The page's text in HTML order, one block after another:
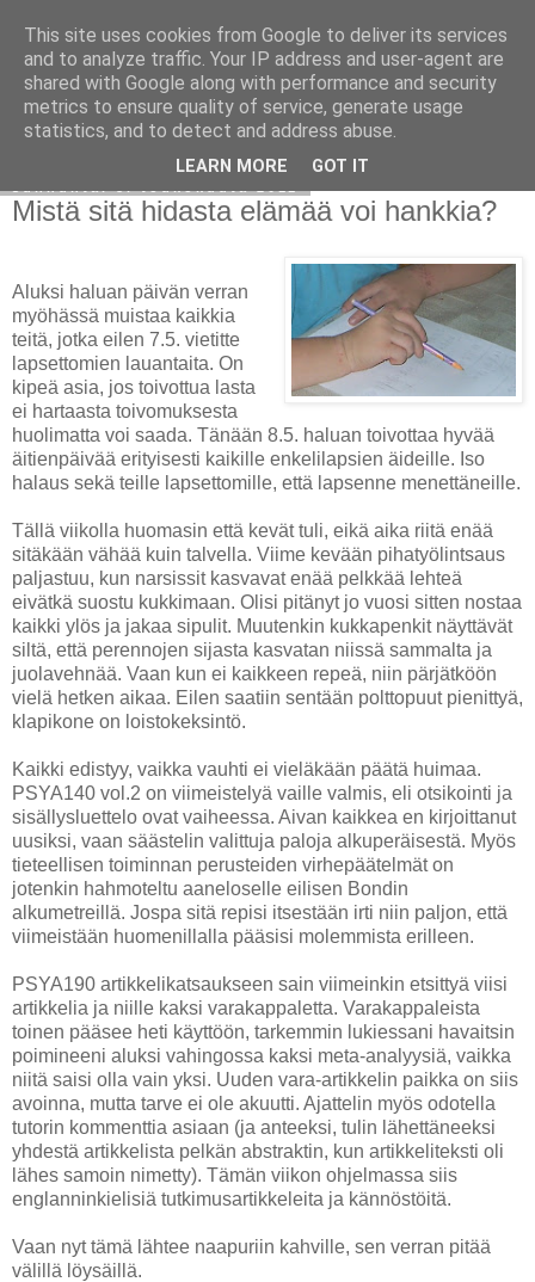
Avoin blogiskelija
Mistä sitä hidasta elämää voi hankkia?
Aluksi haluan päivän verran
myöhässä muistaa kaikkia
teitä, jotka eilen 7.5. vietitte
lapsettomien lauantaita. On
kipeä asia, jos toivottua lasta
ei hartaasta toivomuksesta
huolimatta voi saada. Tänään 8.5. haluan toivottaa hyvää
äitienpäivää erityisesti kaikille enkelilapsien äideille. Iso
halaus sekä teille lapsettomille, että lapsenne menettäneille.
Tällä viikolla huomasin että kevät tuli, eikä aika riitä enää
sitäkään vähää kuin talvella. Viime kevään pihatyölintsaus
paljastuu, kun narsissit kasvavat enää pelkkää lehteä
eivätkä suostu kukkimaan. Olisi pitänyt jo vuosi sitten nostaa
kaikki ylös ja jakaa sipulit. Muutenkin kukkapenkit näyttävät
siltä, että perennojen sijasta kasvatan niissä sammalta ja
juolavehnää. Vaan kun ei kaikkeen repeä, niin pärjätköön
vielä hetken aikaa. Eilen saatiin sentään polttopuut pienittyä,
klapikone on loistokeksintö.
Kaikki edistyy, vaikka vauhti ei vieläkään päätä huimaa.
PSYA140 vol.2 on viimeistelyä vaille valmis, eli otsikointi ja
sisällysluettelo ovat vaiheessa. Aivan kaikkea en kirjoittanut
uusiksi, vaan säästelin valittuja paloja alkuperäisestä. Myös
tieteellisen toiminnan perusteiden virhepäätelmät on
jotenkin hahmoteltu aaneloselle eilisen Bondin
alkumetreillä. Jospa sitä repisi itsestään irti niin paljon, että
viimeistään huomenillalla pääsisi molemmista erilleen.
PSYA190 artikkelikatsaukseen sain viimeinkin etsittyä viisi
artikkelia ja niille kaksi varakappaletta. Varakappaleista
toinen pääsee heti käyttöön, tarkemmin lukiessani havaitsin
poimineeni aluksi vahingossa kaksi meta-analyysiä, vaikka
niitä saisi olla vain yksi. Uuden vara-artikkelin paikka on siis
avoinna, mutta tarve ei ole akuutti. Ajattelin myös odotella
tutorin kommenttia asiaan (ja anteeksi, tulin lähettäneeksi
yhdestä artikkelista pelkän abstraktin, kun artikkeliteksti oli
lähes samoin nimetty). Tämän viikon ohjelmassa siis
englanninkielisiä tutkimusartikkeleita ja kännöstöitä.
Vaan nyt tämä lähtee naapuriin kahville, sen verran pitää
välillä löysäillä.
This site uses cookies from Google to deliver its services
and to analyze traffic. Your IP address and user-agent are
shared with Google along with performance and security
metrics to ensure quality of service, generate usage
statistics, and to detect and address abuse.
LEARN MORE GOT IT